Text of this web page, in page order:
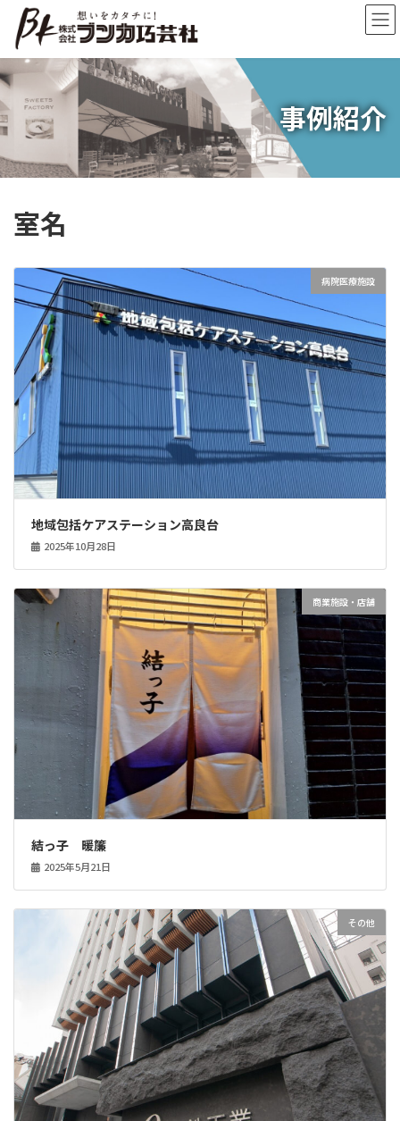
ツ
へ
ス
キ
ッ
プ
シ
ョ
ン
に
移
動
事例紹介
室名
病院医療施設
地域包括ケアステーション高良台
2025年10月28日
商業施設・店舗
結っ子 暖簾
2025年5月21日
その他